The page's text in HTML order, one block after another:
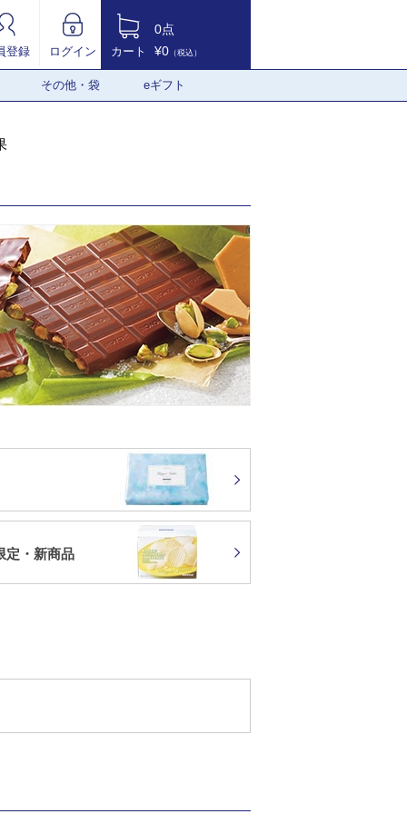
登録 ログイン カート
0点
¥0 （税込）
その他・袋 eギフト
定・新商品